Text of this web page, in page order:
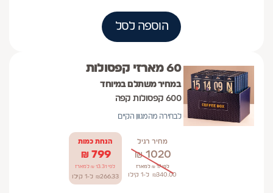
הוספה לסל
60 מארזי קפסולות
במחיר משתלם במיוחד
600 קפסולות קפה
לבחירה מהמגוון הקיים
מחיר רגיל
1020
₪
לפי 17 ₪ למארז
340.00
₪ ל-1 קילו
הנחת כמות
799
₪
לפי 13.31 ₪ למארז
266.33
₪ ל-1 קילו